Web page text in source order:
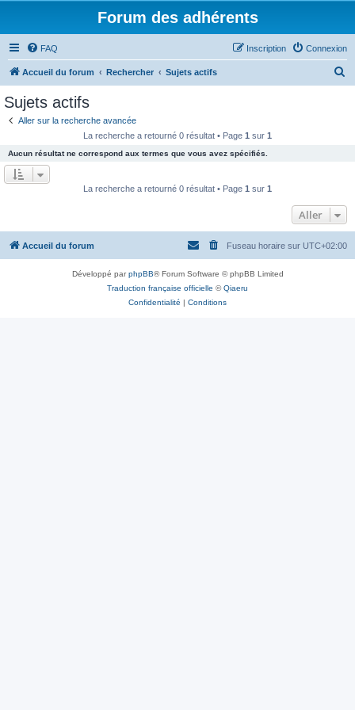
Forum des adhérents
FAQ Connexion
Inscription
Accueil du forum Rechercher Sujets actifs
e
r
Sujets actifs
Aller sur la recherche avancée
La recherche a retourné 0 résultat • Page 1 sur 1
Aucun résultat ne correspond aux termes que vous avez spécifiés.
La recherche a retourné 0 résultat • Page 1 sur 1
Aller
Accueil du forum Fuseau horaire sur UTC+02:00
Développé parphpBB® Forum Software © phpBB Limited
Traduction française officielle ©Qiaeru
Confidentialité | Conditions